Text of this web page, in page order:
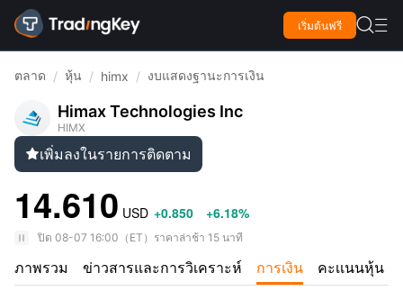
เริ่มต้นฟรี  
ตลาด / หุ้น / himx / งบแสดงฐานะการเงิน
Himax Technologies Inc
HIMX
เพิ่มลงในรายการติดตาม
14.610 USD +0.850 +6.18%
ปิด 08-07 16:00 （ ET ） ราคาล่าช้า 15 นาที
ภาพรวม ข่าวสารและการวิเคราะห์ การเงิน คะเเนนหุ้น